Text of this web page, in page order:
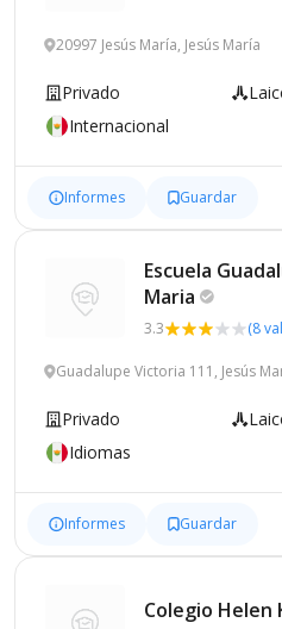
20997 Jesús María, Jesús María
Privado
Internacional
Informes Guardar
Escuela
Maria
3.3 (8
Guadalupe Victoria 111, Jesús
Privado
Idiomas
Informes Guardar
Colegio Helen